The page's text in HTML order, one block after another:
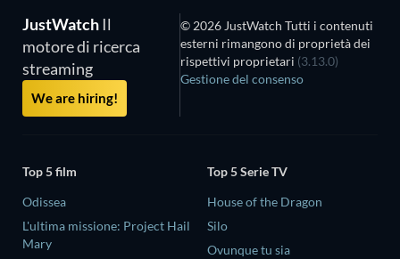
JustWatch Il
motore di ricerca
streaming
We are hiring!
© 2026 JustWatch Tutti i contenuti
esterni rimangono di proprietà dei
rispettivi proprietari (3.13.0)
Gestione del consenso
Top 5 film
Odissea
L'ultima missione: Project Hail
Mary
Top 5 Serie TV
House of the Dragon
Silo
Ovunque tu sia